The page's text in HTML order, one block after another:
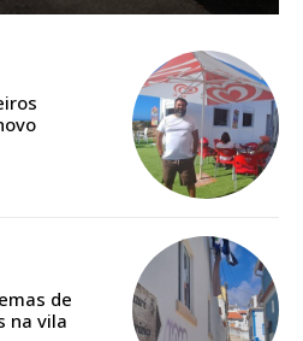
público!
todos os conteúdos exclusivos e versões
de assinatura desejado:
€
de
na vila